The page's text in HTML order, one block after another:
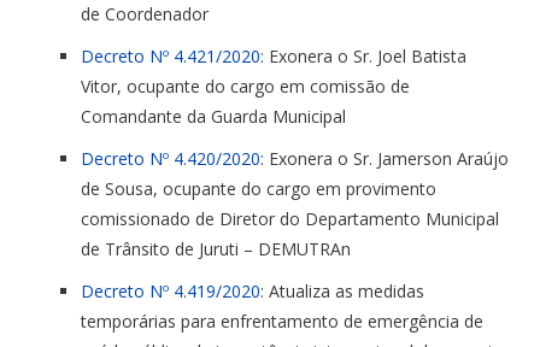
de Coordenador
Decreto Nº 4.421/2020: Exonera o Sr. Joel Batista
Vitor, ocupante do cargo em comissão de
Comandante da Guarda Municipal
Decreto Nº 4.420/2020: Exonera o Sr. Jamerson Araújo
de Sousa, ocupante do cargo em provimento
comissionado de Diretor do Departamento Municipal
de Trânsito de Juruti – DEMUTRAn
Decreto Nº 4.419/2020: Atualiza as medidas
temporárias para enfrentamento de emergência de